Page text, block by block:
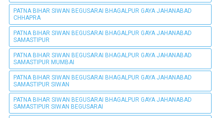
PATNA BIHAR SIWAN BEGUSARAI BHAGALPUR GAYA JAHANABAD
CHHAPRA
PATNA BIHAR SIWAN BEGUSARAI BHAGALPUR GAYA JAHANABAD
SAMASTIPUR
PATNA BIHAR SIWAN BEGUSARAI BHAGALPUR GAYA JAHANABAD
SAMASTIPUR MUMBAI
PATNA BIHAR SIWAN BEGUSARAI BHAGALPUR GAYA JAHANABAD
SAMASTIPUR SIWAN
PATNA BIHAR SIWAN BEGUSARAI BHAGALPUR GAYA JAHANABAD
SAMASTIPUR SIWAN BEGUSARAI